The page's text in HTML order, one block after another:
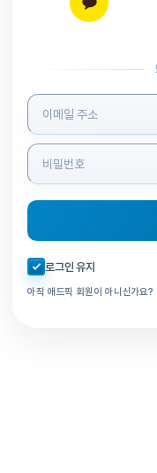
로그인 정보 입력
자동로그인 체크
로그인 유지
아직 애드픽 회원이 아니신가요?